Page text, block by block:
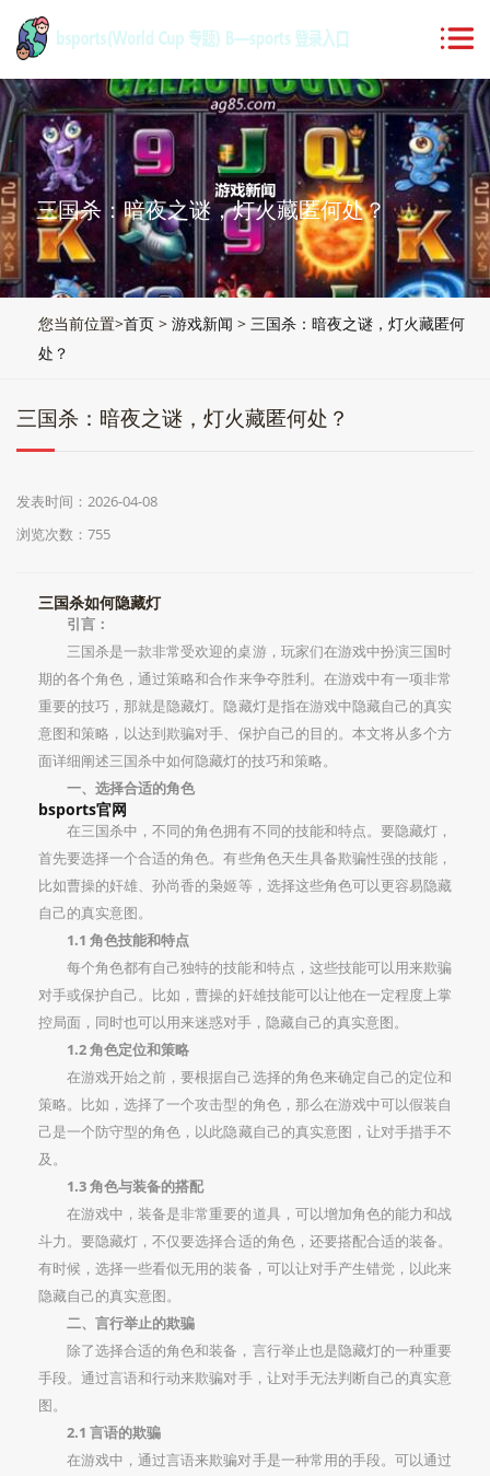
三国杀：暗夜之谜，灯火藏匿何处？
您当前位置>首页 > 游戏新闻 > 三国杀：暗夜之谜，灯火藏匿何
处？
三国杀：暗夜之谜，灯火藏匿何处？
发表时间：2026-04-08
浏览次数：755
三国杀如何隐藏灯
引言：
三国杀是一款非常受欢迎的桌游，玩家们在游戏中扮演三国时
期的各个角色，通过策略和合作来争夺胜利。在游戏中有一项非常
重要的技巧，那就是隐藏灯。隐藏灯是指在游戏中隐藏自己的真实
意图和策略，以达到欺骗对手、保护自己的目的。本文将从多个方
面详细阐述三国杀中如何隐藏灯的技巧和策略。
一、选择合适的角色
bsports官网
在三国杀中，不同的角色拥有不同的技能和特点。要隐藏灯，
首先要选择一个合适的角色。有些角色天生具备欺骗性强的技能，
比如曹操的奸雄、孙尚香的枭姬等，选择这些角色可以更容易隐藏
自己的真实意图。
1.1 角色技能和特点
每个角色都有自己独特的技能和特点，这些技能可以用来欺骗
对手或保护自己。比如，曹操的奸雄技能可以让他在一定程度上掌
控局面，同时也可以用来迷惑对手，隐藏自己的真实意图。
1.2 角色定位和策略
在游戏开始之前，要根据自己选择的角色来确定自己的定位和
策略。比如，选择了一个攻击型的角色，那么在游戏中可以假装自
己是一个防守型的角色，以此隐藏自己的真实意图，让对手措手不
及。
1.3 角色与装备的搭配
在游戏中，装备是非常重要的道具，可以增加角色的能力和战
斗力。要隐藏灯，不仅要选择合适的角色，还要搭配合适的装备。
有时候，选择一些看似无用的装备，可以让对手产生错觉，以此来
隐藏自己的真实意图。
二、言行举止的欺骗
除了选择合适的角色和装备，言行举止也是隐藏灯的一种重要
手段。通过言语和行动来欺骗对手，让对手无法判断自己的真实意
图。
2.1 言语的欺骗
在游戏中，通过言语来欺骗对手是一种常用的手段。可以通过